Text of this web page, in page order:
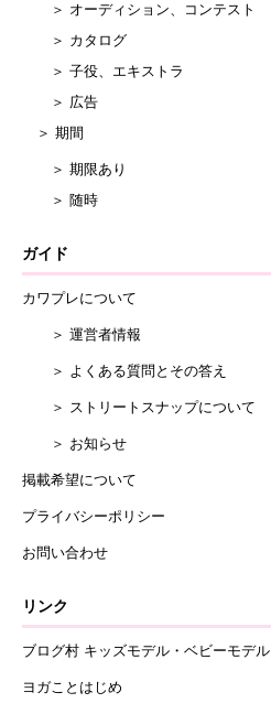
＞ オーディション、コンテスト
＞ カタログ
＞ 子役、エキストラ
＞ 広告
＞ 期間
＞ 期限あり
＞ 随時
ガイド
カワプレについて
＞ 運営者情報
＞ よくある質問とその答え
＞ ストリートスナップについて
＞ お知らせ
掲載希望について
プライバシーポリシー
お問い合わせ
リンク
ブログ村 キッズモデル・ベビーモデル
ヨガことはじめ